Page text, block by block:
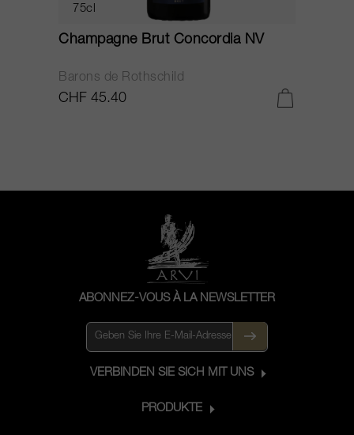
75cl
Champagne Brut Concordia NV
Barons de Rothschild
CHF 45.40
ABONNEZ-VOUS À LA NEWSLETTER
VERBINDEN SIE SICH MIT UNS
PRODUKTE